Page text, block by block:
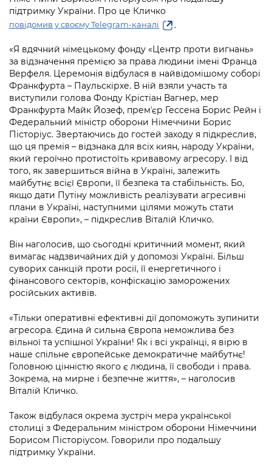
Підприємства, установи, організації
Kyiv International Relations
Річні звіти
Гендерна політика
Безбар'єрність
Київська міська військова адміністрація
Портал Захисників та Захисниць
Безбар'єрність
Портал послуг
Міський застосунок Київ Цифровий
Важливе під час воєнного стану
Уряд» – місцевий рівень»
Важливе під час воєнного стану
Про відкриті дані
Публічні дашборди
підтримку України. Про це Кличко
повідомив у своєму Telegram-каналі .
«Я вдячний німецькому фонду «Центр проти вигнань»
за відзначення премією за права людини імені Франца
Верфеля. Церемонія відбулася в найвідомішому соборі
Франкфурта – Паульскірхе. В ній взяли участь та
виступили голова Фонду Крістіан Вагнер, мер
Франкфурта Майк Йозеф, премʼєр Гессена Борис Рейн і
Федеральний міністр оборони Німеччини Борис
Пісторіус. Звертаючись до гостей заходу я підкреслив,
що ця премія – відзнака для всіх киян, народу України,
який героїчно протистоїть кривавому агресору. І від
того, як завершиться війна в Україні, залежить
майбутнє всієї Європи, її безпека та стабільність. Бо,
якщо дати Путіну можливість реалізувати агресивні
плани в Україні, наступними цілями можуть стати
країни Європи», – підкреслив Віталій Кличко.
Він наголосив, що сьогодні критичний момент, який
вимагає надзвичайних дій у допомозі Україні. Більш
суворих санкцій проти росії, її енергетичного і
фінансового секторів, конфіскацію заморожених
російських активів.
«Тільки оперативні ефективні дії допоможуть зупинити
агресора. Єдина й сильна Європа неможлива без
вільної та успішної України! Як і всі українці, я вірю в
наше спільне європейське демократичне майбутнє!
Головною цінністю якого є людина, її свободи і права.
Зокрема, на мирне і безпечне життя», – наголосив
Віталій Кличко.
Також відбулася окрема зустріч мера української
столиці з Федеральним міністром оборони Німеччини
Борисом Пісторіусом. Говорили про подальшу
підтримку України.